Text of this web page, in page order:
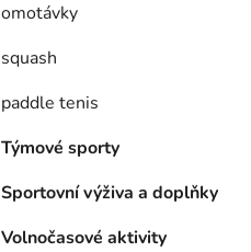
omotávky
squash
paddle tenis
Týmové sporty
Sportovní výživa a doplňky
Volnočasové aktivity